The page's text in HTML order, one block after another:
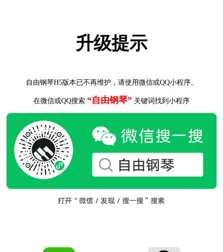
升级提示
自由钢琴H5版本已不再维护，请使用微信或QQ小程序。
在微信或QQ搜索 “自由钢琴” 关键词找到小程序